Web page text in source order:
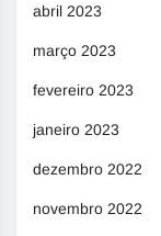
abril 2023
março 2023
fevereiro 2023
janeiro 2023
dezembro 2022
novembro 2022